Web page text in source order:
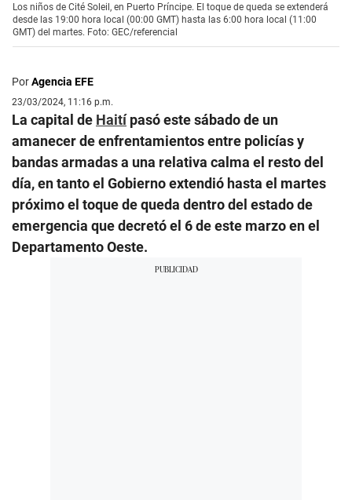
Los niños de Cité Soleil, en Puerto Príncipe. El toque de queda se extenderá
desde las 19:00 hora local (00:00 GMT) hasta las 6:00 hora local (11:00
GMT) del martes. Foto: GEC/referencial
PorAgencia EFE
23/03/2024, 11:16 p.m.
La capital de Haitípasó este sábado de un
amanecer de enfrentamientos entre policías y
bandas armadas a una relativa calma el resto del
día, en tanto el Gobierno extendió hasta el martes
próximo el toque de queda dentro del estado de
emergencia que decretó el 6 de este marzo en el
Departamento Oeste.